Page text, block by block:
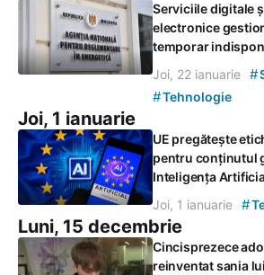
Serviciile digitale
electronice
temporar
Joi, 22 ianuarie #
#Tehnologie
Joi, 1 ianuarie
UE pregătește
pentru conținutul
Inteligența
Joi, 1 ianuarie #
Luni, 15 decembrie
Cincisprezece
reinventat sania